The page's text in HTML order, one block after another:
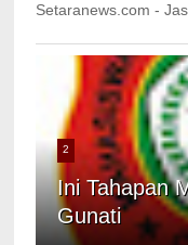
Setaranews.com -
2
Ini Tahapan
Gunati